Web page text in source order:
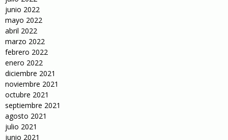
junio 2022
mayo 2022
abril 2022
marzo 2022
febrero 2022
enero 2022
diciembre 2021
noviembre 2021
octubre 2021
septiembre 2021
agosto 2021
julio 2021
junio 2021